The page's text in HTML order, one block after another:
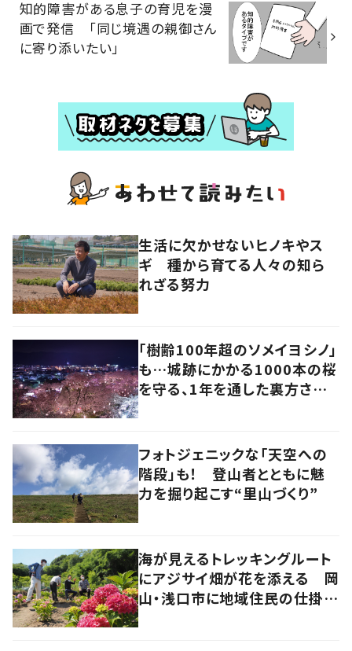
知的障害がある息子の育児を漫
画で発信 「同じ境遇の親御さん
に寄り添いたい」
生活に欠かせないヒノキやス
ギ 種から育てる人々の知ら
れざる努力
「樹齢100年超のソメイヨシノ」
も…城跡にかかる1000本の桜
を守る、1年を通した裏方さん
フォトジェニックな「天空への
階段」も！ 登山者とともに魅
力を掘り起こす“里山づくり”
海が見えるトレッキングルート
にアジサイ畑が花を添える 岡
山・浅口市に地域住民の仕掛け